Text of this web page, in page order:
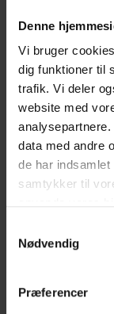
Denne
Vi bruger
dig funktioner til
trafik. Vi deler
website med
data med andre
de har
samtykker til
Nødvendig
Præferencer
få gavn af disse
Nyt fokusområde:
Det Europæiske
følge op på
myndigheder uden
mod 2027. Et
databeskyttelse,
hvor Datatilsynet
Hvor passer sure’it
Vi tilbyder både
eksisterende
overskueligt, så I